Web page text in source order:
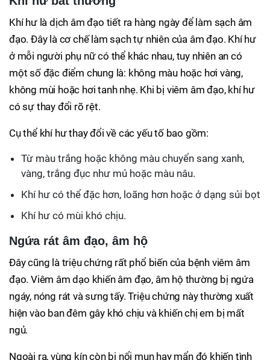
Khí hư là dịch âm đạo tiết ra hàng ngày để làm sạch âm
đạo. Đây là cơ chế làm sạch tự nhiên của âm đạo. Khí hư
ở mỗi người phụ nữ có thể khác nhau, tuy nhiên an có
một số đặc điểm chung là: không màu hoặc hơi vàng,
không mùi hoặc hơi tanh nhẹ. Khi bị viêm âm đạo, khí hư
có sự thay đổi rõ rệt.
Cụ thể khí hư thay đổi về các yếu tố bao gồm:
Từ màu trắng hoặc không màu chuyển sang xanh,
vàng, trắng đục như mủ hoặc màu nâu.
Khí hư có thể đặc hơn, loãng hơn hoặc ở dạng sủi bọt
Khí hư có mùi khó chịu.
Ngứa rát âm đạo, âm hộ
Đây cũng là triệu chứng rất phổ biến của bệnh viêm âm
đạo. Viêm âm dạo khiến âm đạo, âm hộ thường bị ngứa
ngáy, nóng rát và sưng tấy. Triệu chứng này thường xuất
hiện vào ban đêm gây khó chịu và khiến chị em bị mất
ngủ.
Ngoài ra, vùng kín còn bị nổi mụn hay mẩn đó khiến tình